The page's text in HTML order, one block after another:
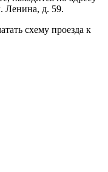
Ленина, д. 59.
схему проезда к